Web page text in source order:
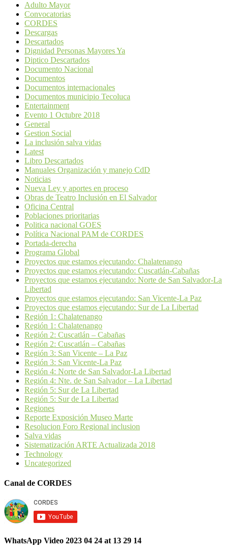
Adulto Mayor
Convocatorias
CORDES
Descargas
Descartados
Dignidad Personas Mayores Ya
Diptico Descartados
Documento Nacional
Documentos
Documentos internacionales
Documentos municipio Tecoluca
Entertainment
Evento 1 Octubre 2018
General
Gestion Social
La inclusión salva vidas
Latest
Libro Descartados
Manuales Organización y manejo CdD
Noticias
Nueva Ley y aportes en proceso
Obras de Teatro Inclusión en El Salvador
Oficina Central
Poblaciones prioritarias
Politica nacional GOES
Política Nacional PAM de CORDES
Portada-derecha
Programa Global
Proyectos que estamos ejecutando: Chalatenango
Proyectos que estamos ejecutando: Cuscatlán-Cabañas
Proyectos que estamos ejecutando: Norte de San Salvador-La
Libertad
Proyectos que estamos ejecutando: San Vicente-La Paz
Proyectos que estamos ejecutando: Sur de La Libertad
Región 1: Chalatenango
Región 1: Chalatenango
Región 2: Cuscatlán – Cabañas
Región 2: Cuscatlán – Cabañas
Región 3: San Vicente – La Paz
Región 3: San Vicente-La Paz
Región 4: Norte de San Salvador-La Libertad
Región 4: Nte. de San Salvador – La Libertad
Región 5: Sur de La Libertad
Región 5: Sur de La Libertad
Regiones
Reporte Exposición Museo Marte
Resolucion Foro Regional inclusion
Salva vidas
Sistematización ARTE Actualizada 2018
Technology
Uncategorized
Canal de CORDES
WhatsApp Video 2023 04 24 at 13 29 14